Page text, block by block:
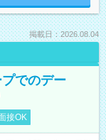
掲載日：2026.08.04
でのデー
接OK